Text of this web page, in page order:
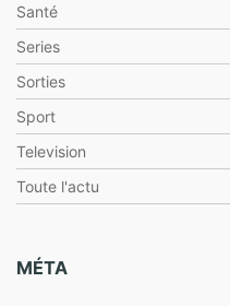
Santé
Series
Sorties
Sport
Television
Toute l'actu
MÉTA